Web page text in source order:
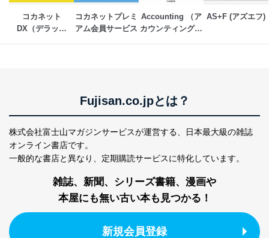
絡ください。
適切、かつ迅速に対応させていただきます。
改訂：2025年2月20日
制定：2005年4月1日
代表取締役会長 西野 伸一郎
個人情報の取扱いについて
１．個人情報保護管理者
当社は以下の個人情報保護管理者を設置し、個人情報保
護管理者の責任のもと、個人情報を取得・アクセス・利
用・提供・管理いたします。
コカネット
DX（デラック
コカネットプレミ
アム会員サービス
Accounting （ア
カウンティング－
AS+F (アズエフ)
Fujisan.co.jpとは？
株式会社富士山マガジンサービスが運営する、
日本最大級の雑誌
オンライン書店です。
一般的な書店と異なり、 定期購読サービスに特化しています。
雑誌、新聞、シリーズ書籍、漫画や
本屋にも無い古い本も見つかる！
新規会員登録